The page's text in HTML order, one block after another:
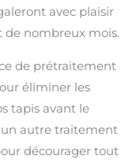
avec plaisir
de nombreux mois.
de prétraitement
éliminer les
tapis avant le
autre traitement
décourager tout